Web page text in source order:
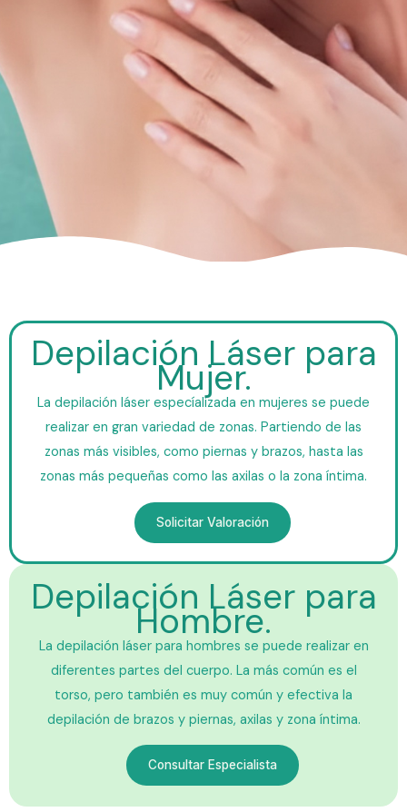
Depilación Láser para
Mujer.
La depilación láser especíalizada en mujeres se puede
realizar en gran variedad de zonas. Partiendo de las
zonas más visibles, como piernas y brazos, hasta las
zonas más pequeñas como las axilas o la zona íntima.
Solicitar Valoración
Depilación Láser para
Hombre.
La depilación láser para hombres se puede realizar en
diferentes partes del cuerpo. La más común es el
torso, pero también es muy común y efectiva la
depilación de brazos y piernas, axilas y zona íntima.
Consultar Especialista